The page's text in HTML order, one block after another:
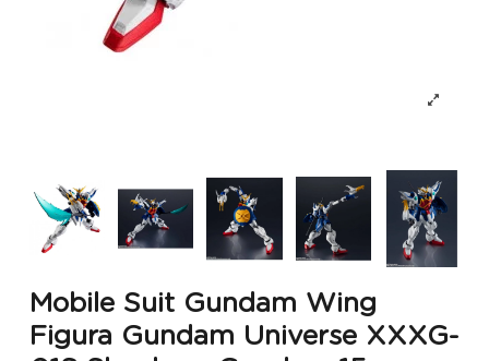
Mobile Suit Gundam Wing
Figura Gundam Universe XXXG-